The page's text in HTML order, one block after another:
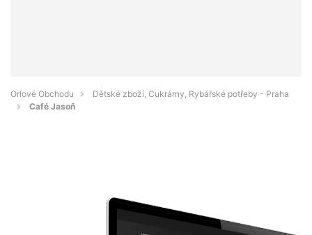
Orlové Obchodu
Dětské zboží, Cukrárny, Rybářské potřeby - Praha
Café Jasoň